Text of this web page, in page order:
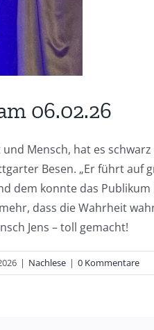
06.02.26
Mensch, hat es
Besen. „Er führt auf
dem konnte das
dass die Wahrheit
Jens – toll gemacht!
| Nachlese | 0 Kommentare